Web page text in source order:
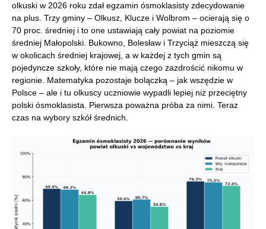
olkuski w 2026 roku zdał egzamin ósmoklasisty zdecydowanie
na plus. Trzy gminy – Olkusz, Klucze i Wolbrom – ocierają się o
70 proc. średniej i to one ustawiają cały powiat na poziomie
średniej Małopolski. Bukowno, Bolesław i Trzyciąż mieszczą się
w okolicach średniej krajowej, a w każdej z tych gmin są
pojedyncze szkoły, które nie mają czego zazdrościć nikomu w
regionie. Matematyka pozostaje bolączką – jak wszędzie w
Polsce – ale i tu olkuscy uczniowie wypadli lepiej niż przeciętny
polski ósmoklasista. Pierwsza poważna próba za nimi. Teraz
czas na wybory szkół średnich.